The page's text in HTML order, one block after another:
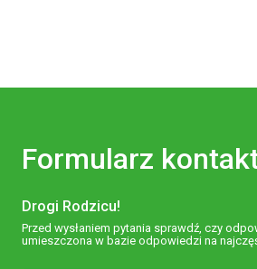
Formularz
Drogi Rodzicu!
Przed wysłaniem pytania sprawdź, czy
umieszczona w bazie odpowiedzi na